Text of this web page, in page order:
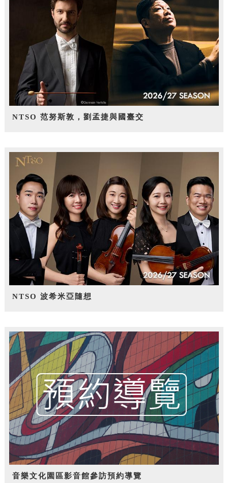
NTSO 范努斯敦，劉孟捷與國臺交
NTSO 波希米亞隨想
音樂文化園區影音館參訪預約導覽